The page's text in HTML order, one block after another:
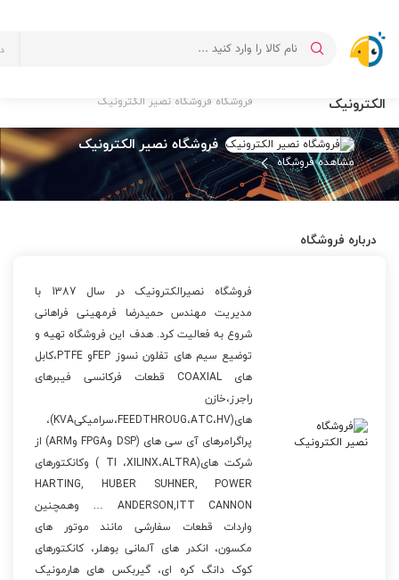
الکترونیک
فروشگاه فروشگاه نصیر الکترونیک
فروشگاه نصیر الکترونیک
مشاهده فروشگاه
درباره فروشگاه
فروشگاه نصیرالکترونیک در سال 1387 با
مدیریت مهندس حمیدرضا فرمهینی فراهانی
شروع به فعالیت کرد. هدف این فروشگاه تهیه و
توضیع سیم های تفلون نسوز FEPو PTFE،کابل
های COAXIAL قطعات فرکانسی فیبرهای
راجرز،خازن
های(FEEDTHROUG،ATC،HV،سرامیکیKVA)،
پراگرامرهای آی سی های (DSP وFPGA وARM) از
شرکت های(TI ،XILINX،ALTRA ) وکانکتورهای
HARTING, HUBER SUHNER, POWER
ANDERSON,ITT CANNON … وهمچنین
واردات قطعات سفارشی مانند موتور های
مکسون، انکدر های آلمانی بوهلر، کانکتورهای
کوک دانگ کره ای، گیربکس های هارمونیک